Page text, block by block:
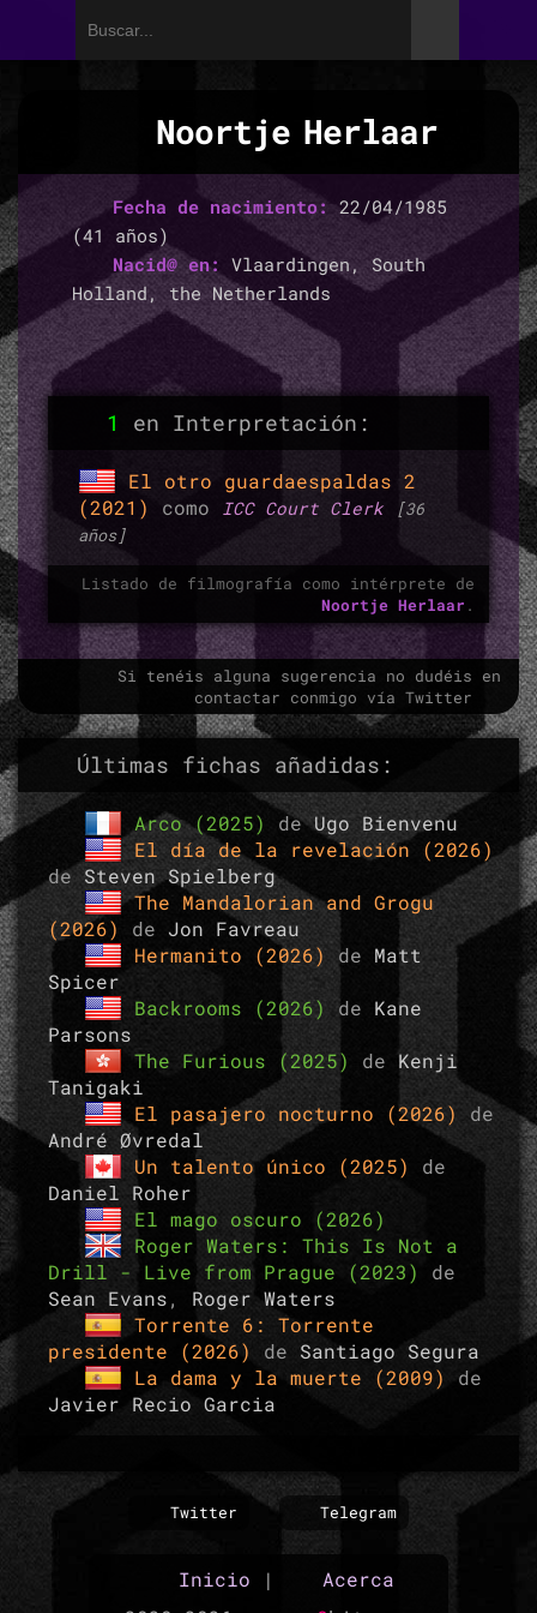
Noortje Herlaar
Fecha de nacimiento: 22/04/1985
(41 años)
Nacid@ en: Vlaardingen, South
Holland, the Netherlands
1 en Interpretación:
El otro guardaespaldas 2
(2021) como ICC Court Clerk
[36
años]
Listado de filmografía como intérprete de
Noortje Herlaar .
Si tenéis alguna sugerencia no dudéis en
contactar conmigo vía Twitter
Últimas fichas añadidas:
Arco (2025) deUgo Bienvenu
El día de la revelación (2026)
de Steven Spielberg
The Mandalorian and Grogu
(2026) de Jon Favreau
Hermanito (2026) de Matt
Spicer
Backrooms (2026)de Kane
Parsons
The Furious (2025) de Kenji
Tanigaki
El pasajero nocturno (2026) de
André Øvredal
Un talento único (2025) de
Daniel Roher
El mago oscuro (2026)
Roger Waters: This Is Not a
Drill - Live from Prague (2023) de
Sean Evans, Roger Waters
Torrente 6: Torrente
presidente (2026) de Santiago Segura
La dama y la muerte (2009) de
Javier Recio Garcia
Twitter Telegram
Inicio |
Acerca